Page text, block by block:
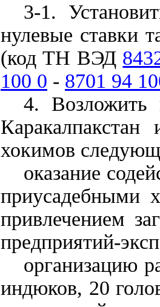
3-1.
нулевые ставки
(код ТН ВЭД
100 0 - 8701 94
4. Возложить
хокимов
оказание
приусадебными
привлечением
предприятий-
организацию
индюков, 20